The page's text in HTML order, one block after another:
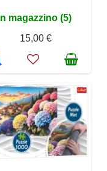
In magazzino (5)
15,00 €